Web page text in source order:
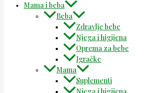
Mama i beba
Beba
Zdravlje bebe
Njega i higijena
Oprema za bebe
Igračke
Mama
Suplementi